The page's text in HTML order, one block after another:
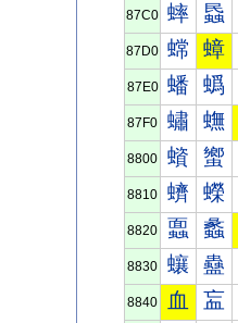
87C0 蟀 蟁
87D0 蟐 蟑
87E0 蟠 蟡
87F0 蟰 蟱
8800 蠀 蠁
8810 蠐 蠑
8820 蠠 蠡
8830 蠰 蠱
8840 血 衁